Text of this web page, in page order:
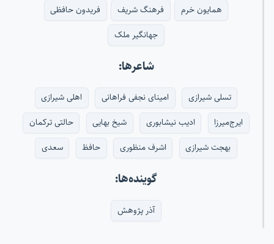
همایون خرم فرهنگ شریف
فریدون حافظی
جهانگیر ملک
شاعرها:
تسلی شیرازی امینای نجفی فراهانی
اهلی شیرازی
ایرج‌میرزا
ادیب نیشابوری شیخ بهایی
حالتی ترکمان
بهجت شیرازی
اشرف منظوری حافظ سعدی
گوینده‌ها:
آذر پژوهش